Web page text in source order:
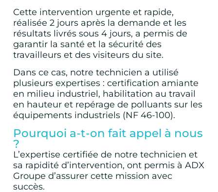
Cette intervention urgente et rapide,
réalisée 2 jours après la demande et les
résultats livrés sous 4 jours, a permis de
garantir la santé et la sécurité des
travailleurs et des visiteurs du site.
Dans ce cas, notre technicien a utilisé
plusieurs expertises : certification amiante
en milieu industriel, habilitation au travail
en hauteur et repérage de polluants sur les
équipements industriels (NF 46-100).
Pourquoi a-t-on fait appel à nous
?
L’expertise certifiée de notre technicien et
sa rapidité d’intervention, ont permis à ADX
Groupe d’assurer cette mission avec
succès.